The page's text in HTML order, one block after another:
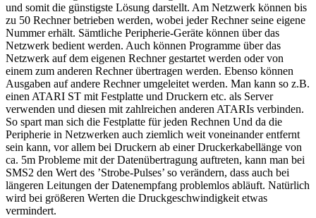
und somit die günstigste Lösung darstellt. Am Netzwerk können bis
zu 50 Rechner betrieben werden, wobei jeder Rechner seine eigene
Nummer erhält. Sämtliche Peripherie-Geräte können über das
Netzwerk bedient werden. Auch können Programme über das
Netzwerk auf dem eigenen Rechner gestartet werden oder von
einem zum anderen Rechner übertragen werden. Ebenso können
Ausgaben auf andere Rechner umgeleitet werden. Man kann so z.B.
einen ATARI ST mit Festplatte und Druckern etc. als Server
verwenden und diesen mit zahlreichen anderen ATARIs verbinden.
So spart man sich die Festplatte für jeden Rechnen Und da die
Peripherie in Netzwerken auch ziemlich weit voneinander entfernt
sein kann, vor allem bei Druckern ab einer Druckerkabellänge von
ca. 5m Probleme mit der Datenübertragung auftreten, kann man bei
SMS2 den Wert des ’Strobe-Pulses’ so verändern, dass auch bei
längeren Leitungen der Datenempfang problemlos abläuft. Natürlich
wird bei größeren Werten die Druckgeschwindigkeit etwas
vermindert.